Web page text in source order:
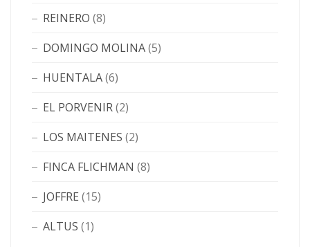
REINERO (8)
DOMINGO MOLINA(5)
HUENTALA(6)
EL PORVENIR(2)
LOS MAITENES (2)
FINCA FLICHMAN (8)
JOFFRE (15)
ALTUS (1)